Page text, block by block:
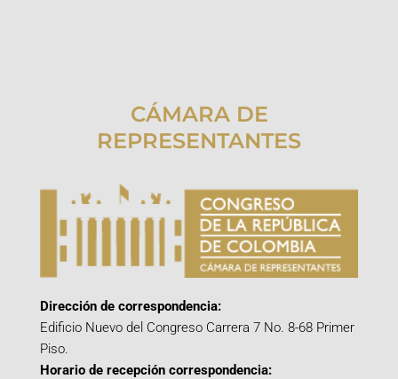
CÁMARA DE
REPRESENTANTES
Dirección de correspondencia:
Edificio Nuevo del Congreso Carrera 7 No. 8-68 Primer
Piso.
Horario de recepción correspondencia: